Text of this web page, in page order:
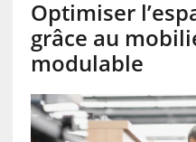
Optimiser
grâce au
modulable